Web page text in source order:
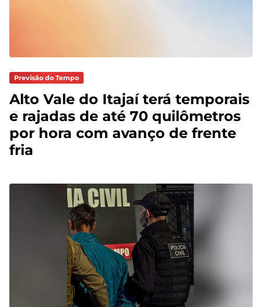
Previsão do Tempo
Alto Vale do Itajaí terá temporais
e rajadas de até 70 quilômetros
por hora com avanço de frente
fria